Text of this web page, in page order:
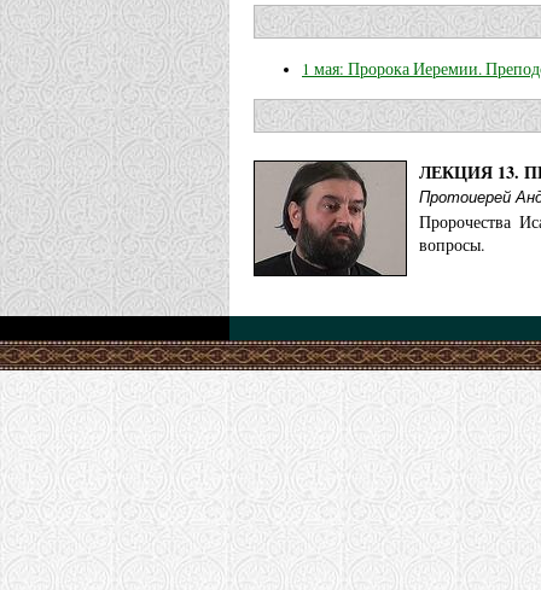
1 мая: Пророка Иеремии.
ЛЕКЦИЯ 13.
Протоиерей
Пророчества
вопросы.